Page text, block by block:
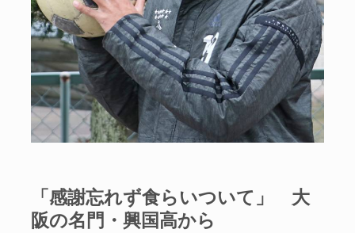
「感謝忘れず食らいついて」 大
阪の名門・興国高から